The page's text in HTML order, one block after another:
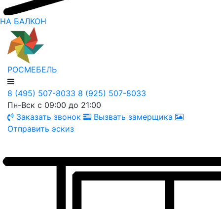
НА БАЛКОН
РОСМЕБЕЛЬ
8 (495) 507-8033 8 (925) 507-8033
Пн-Вск с 09:00 до 21:00
Заказать звонок
Вызвать замерщика
Отправить эскиз